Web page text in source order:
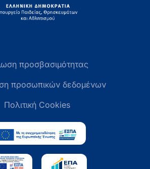
προσβασιμότητας
προσωπικών δεδομένων
Πολιτική Cookies